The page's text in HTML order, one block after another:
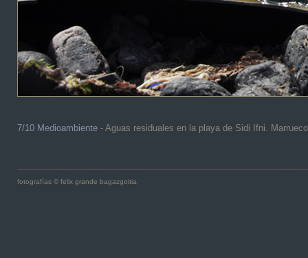
7/10 Medioambiente - Aguas residuales en la playa de Sidi Ifni.
fotografías © felix grande bagazgoitia